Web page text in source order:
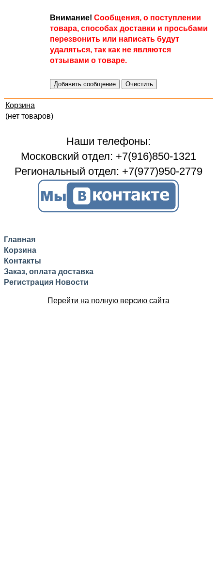
Внимание! Сообщения, о поступлении
товара, способах доставки и просьбами
перезвонить или написать будут
удаляться, так как не являются
отзывами о товаре.
Корзина
(нет товаров)
Наши телефоны:
Московский отдел: +7(916)850-1321
Региональный отдел: +7(977)950-2779
Главная
Корзина
Контакты
Заказ, оплата доставка
Регистрация Новости
Перейти на полную версию сайта